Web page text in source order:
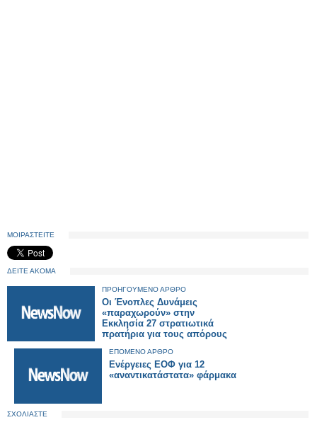
ΜΟΙΡΑΣΤΕΙΤΕ
ΔΕΙΤΕ ΑΚΟΜΑ
ΠΡΟΗΓΟΥΜΕΝΟ ΑΡΘΡΟ
Οι Ένοπλες Δυνάμεις
«παραχωρούν» στην
Εκκλησία 27 στρατιωτικά
πρατήρια για τους απόρους
ΕΠΟΜΕΝΟ ΑΡΘΡΟ
Ενέργειες ΕΟΦ για 12
«αναντικατάστατα» φάρμακα
ΣΧΟΛΙΑΣΤΕ